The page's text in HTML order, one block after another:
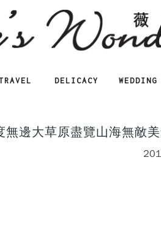
DELICACY WEDDING
無邊大草原盡覽山海無敵